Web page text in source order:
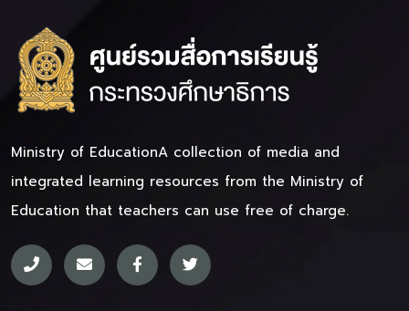
Ministry of EducationA collection of media and
integrated learning resources from the Ministry of
Education that teachers can use free of charge.